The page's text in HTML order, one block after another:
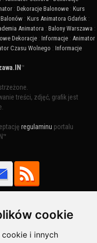
cookie
i innych
: Dekoracje Balonowe : Kurs
: Kurs Animatora Gdańsk :
Animatora : Balony Warszawa :
Dekoracje : Informacje : Animator
Czasu Wolnego : Informacje
™
treści, zdjęć, grafik jest
regulaminu portalu